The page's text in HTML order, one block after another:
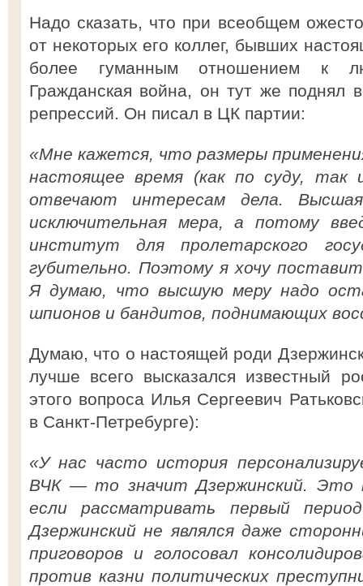
Надо сказать, что при всеобщем
от некоторых его коллег, бывших
более гуманным отношением к
Гражданская война, он тут же поднял
репрессий. Он писал в ЦК партии:
«Мне кажется, что размеры
настоящее время (как по суду,
отвечают интересам дела.
исключительная мера, а потому
институт для пролетарского
губительно. Поэтому я хочу
Я думаю, что высшую меру надо
шпионов и бандитов, поднимающих
Думаю, что о настоящей роди
лучше всего высказался известный
этого вопроса Илья Сергеевич
в Санкт-Петребурге):
«У нас часто история
ВЧК — то значит Дзержинский. Это
если рассматривать первый
Дзержинский не являлся даже
приговоров и голосовал
против казни политических